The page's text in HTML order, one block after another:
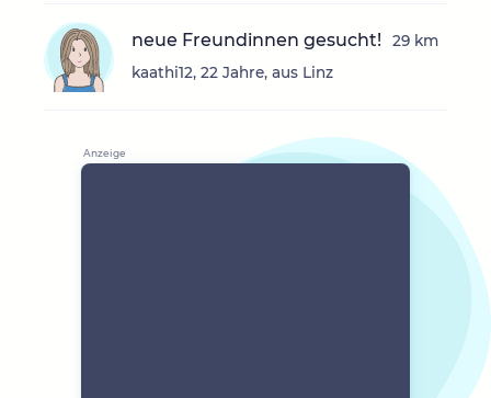
neue Freundinnen gesucht!
kaathi12, 22 Jahre, aus Linz
29 km